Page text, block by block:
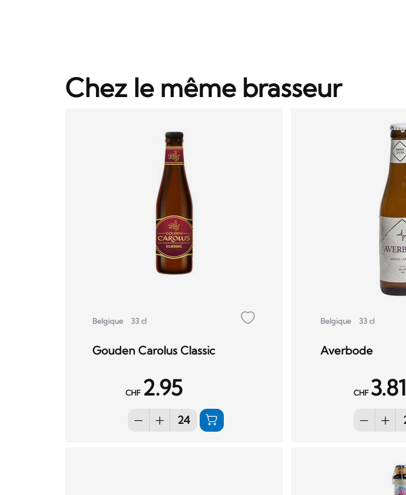
Chez le même brasseur
Belgique 33 cl
Gouden Carolus Classic
CHF 2.95
Belgique 33 cl
Averbode
CHF 3.81